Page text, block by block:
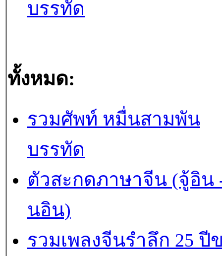
บรรทัด
ทั้งหมด:
รวมศัพท์ หมื่นสามพัน
บรรทัด
ตัวสะกดภาษาจีน (จู้อิน
นอิน)
รวมเพลงจีนรำลึก 25 ปี